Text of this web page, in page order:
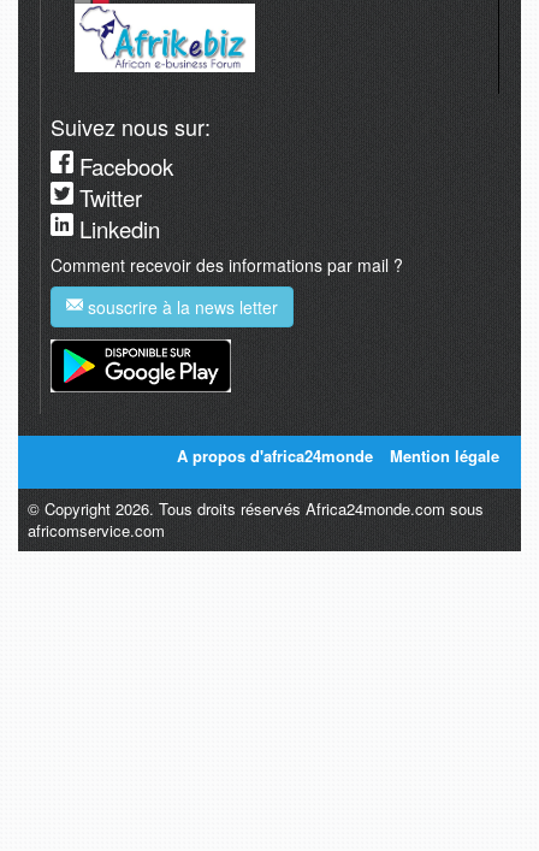
Suivez nous sur:
Facebook
Twitter
Linkedin
Comment recevoir des informations par mail ?
souscrire à la news letter
A propos d'africa24monde Mention légale
© Copyright 2026. Tous droits réservés Africa24monde.com sous
africomservice.com